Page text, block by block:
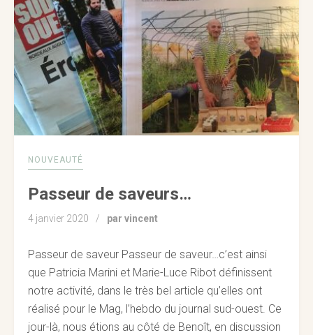
NOUVEAUTÉ
Passeur de saveurs…
4 janvier 2020 par vincent
Passeur de saveur Passeur de saveur…c’est ainsi
que Patricia Marini et Marie-Luce Ribot définissent
notre activité, dans le très bel article qu’elles ont
réalisé pour le Mag, l’hebdo du journal sud-ouest. Ce
jour-là, nous étions au côté de Benoît, en discussion